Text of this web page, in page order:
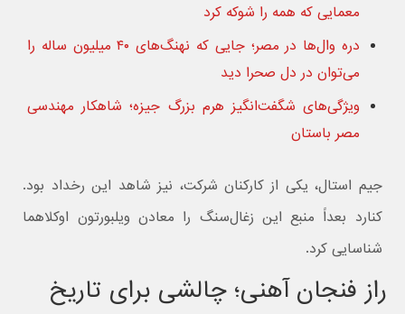
معمایی که همه را شوکه کرد
دره وال‌ها در مصر؛ جایی که نهنگ‌های ۴۰ میلیون ساله را
می‌توان در دل صحرا دید
ویژگی‌های شگفت‌انگیز هرم بزرگ جیزه؛ شاهکار مهندسی
مصر باستان
جیم استال، یکی از کارکنان شرکت، نیز شاهد این رخداد بود.
کنارد بعداً منبع این زغال‌سنگ را معادن ویلبورتون اوکلاهما
شناسایی کرد.
راز فنجان آهنی؛ چالشی برای تاریخ